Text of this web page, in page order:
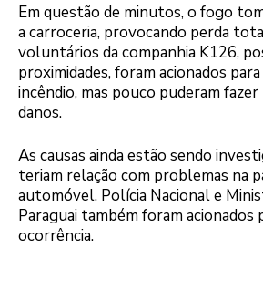
Em questão de minutos, o fogo
a carroceria, provocando perda
voluntários da companhia K126,
proximidades, foram acionados
incêndio, mas pouco puderam
danos.
As causas ainda estão sendo
teriam relação com problemas na
automóvel. Polícia Nacional e
Paraguai também foram acionados
ocorrência.